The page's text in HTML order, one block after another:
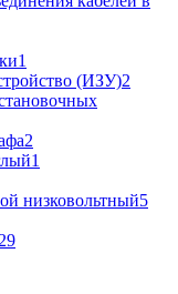
1
(ИЗУ)2
2
1
низковольтный5
29